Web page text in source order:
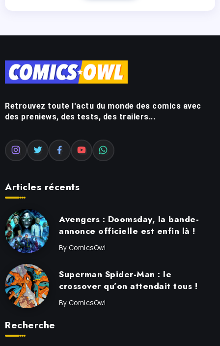
Retrouvez toute l'actu du monde des comics avec
des preniews, des tests, des trailers...
Articles récents
Avengers : Doomsday, la bande-
annonce officielle est enfin là !
By ComicsOwl
Superman Spider-Man : le
crossover qu’on attendait tous !
By ComicsOwl
Recherche